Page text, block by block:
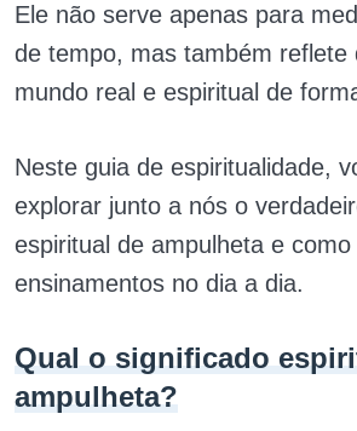
Ele não serve apenas para
de tempo, mas também reflete
mundo real e espiritual de
Neste guia de espiritualidade,
explorar junto a nós o
espiritual de ampulheta e
ensinamentos no dia a dia.
Qual o significado
ampulheta?